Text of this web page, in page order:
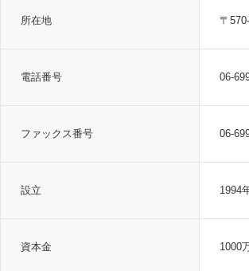
所在地 〒
電話番号 06-
ファックス番号 06-
設立 1994
資本金 1000